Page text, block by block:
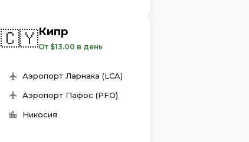
🇨🇾Кипр
От $13.00 в день
Аэропорт Ларнака (LCA)
Аэропорт Пафос (PFO)
Никосия